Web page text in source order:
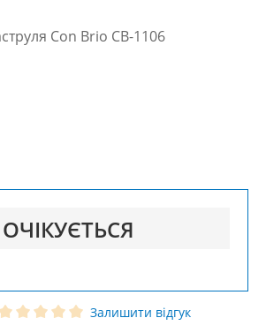
ОЧІКУЄТЬСЯ
Залишити відгук